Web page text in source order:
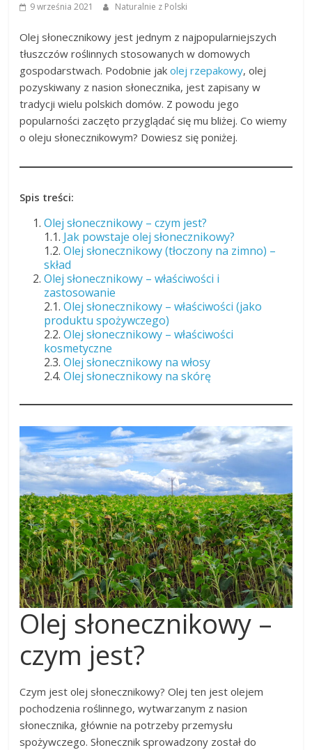
9 września 2021 Naturalnie z Polski
Olej słonecznikowy jest jednym z najpopularniejszych
tłuszczów roślinnych stosowanych w domowych
gospodarstwach. Podobnie jakolej rzepakowy, olej
pozyskiwany z nasion słonecznika, jest zapisany w
tradycji wielu polskich domów. Z powodu jego
popularności zaczęto przyglądać się mu bliżej. Co wiemy
o oleju słonecznikowym? Dowiesz się poniżej.
Spis treści:
Olej słonecznikowy – czym jest?
1.1. Jak powstaje olej słonecznikowy?
1.2.Olej słonecznikowy (tłoczony na zimno) –
skład
Olej słonecznikowy – właściwości i
zastosowanie
2.1.Olej słonecznikowy – właściwości (jako
produktu spożywczego)
2.2.Olej słonecznikowy – właściwości
kosmetyczne
2.3.Olej słonecznikowy na włosy
2.4.Olej słonecznikowy na skórę
Olej słonecznikowy –
czym jest?
Czym jest olej słonecznikowy? Olej ten jest olejem
pochodzenia roślinnego, wytwarzanym z nasion
słonecznika, głównie na potrzeby przemysłu
spożywczego. Słonecznik sprowadzony został do